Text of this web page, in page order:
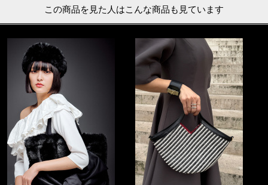
この商品を見た人はこんな商品も見ています